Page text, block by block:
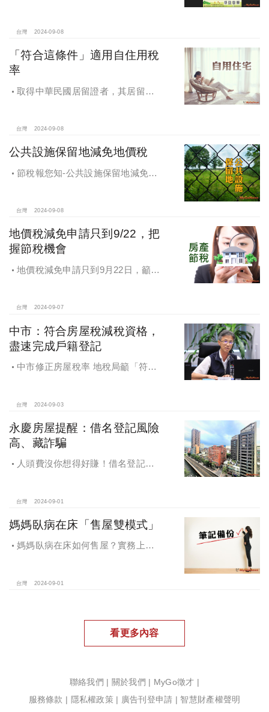
台灣 2024-09-08
「符合這條件」適用自住用稅
率
取得中華民國居留證者，其居留地
記，適用自住用稅率
台灣 2024-09-08
公共設施保留地減免地價稅
節稅報您知-公共設施保留地減免地
台灣 2024-09-08
地價稅減免申請只到9/22，把
握節稅機會
地價稅減免申請只到9月22日，籲民
台灣 2024-09-07
中市：符合房屋稅減稅資格，
盡速完成戶籍登記
中市修正房屋稅率 地稅局籲「符合
台灣 2024-09-03
永慶房屋提醒：借名登記風險
高、藏詐騙
人頭費沒你想得好賺！借名登記風
台灣 2024-09-01
媽媽臥病在床「售屋雙模式」
媽媽臥病在床如何售屋？實務上可
台灣 2024-09-01
看更多內容
聯絡我們 關於我們 MyGo徵才
服務條款
隱私權政策 廣告刊登申請 智慧財產權聲明